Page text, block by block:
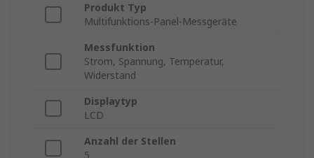
Produkt Typ
Multifunktions-Panel-Messgeräte
Messfunktion
Strom, Spannung, Temperatur,
Widerstand
Displaytyp
LCD
Anzahl der Stellen
5